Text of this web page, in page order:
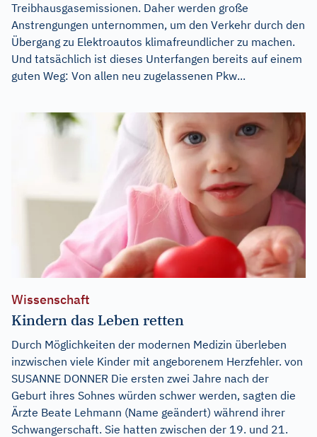
Treibhausgasemissionen. Daher werden große
Anstrengungen unternommen, um den Verkehr durch den
Übergang zu Elektroautos klimafreundlicher zu machen.
Und tatsächlich ist dieses Unterfangen bereits auf einem
guten Weg: Von allen neu zugelassenen Pkw...
Wissenschaft
Kindern das Leben retten
Durch Möglichkeiten der modernen Medizin überleben
inzwischen viele Kinder mit angeborenem Herzfehler. von
SUSANNE DONNER Die ersten zwei Jahre nach der
Geburt ihres Sohnes würden schwer werden, sagten die
Ärzte Beate Lehmann (Name geändert) während ihrer
Schwangerschaft. Sie hatten zwischen der 19. und 21.